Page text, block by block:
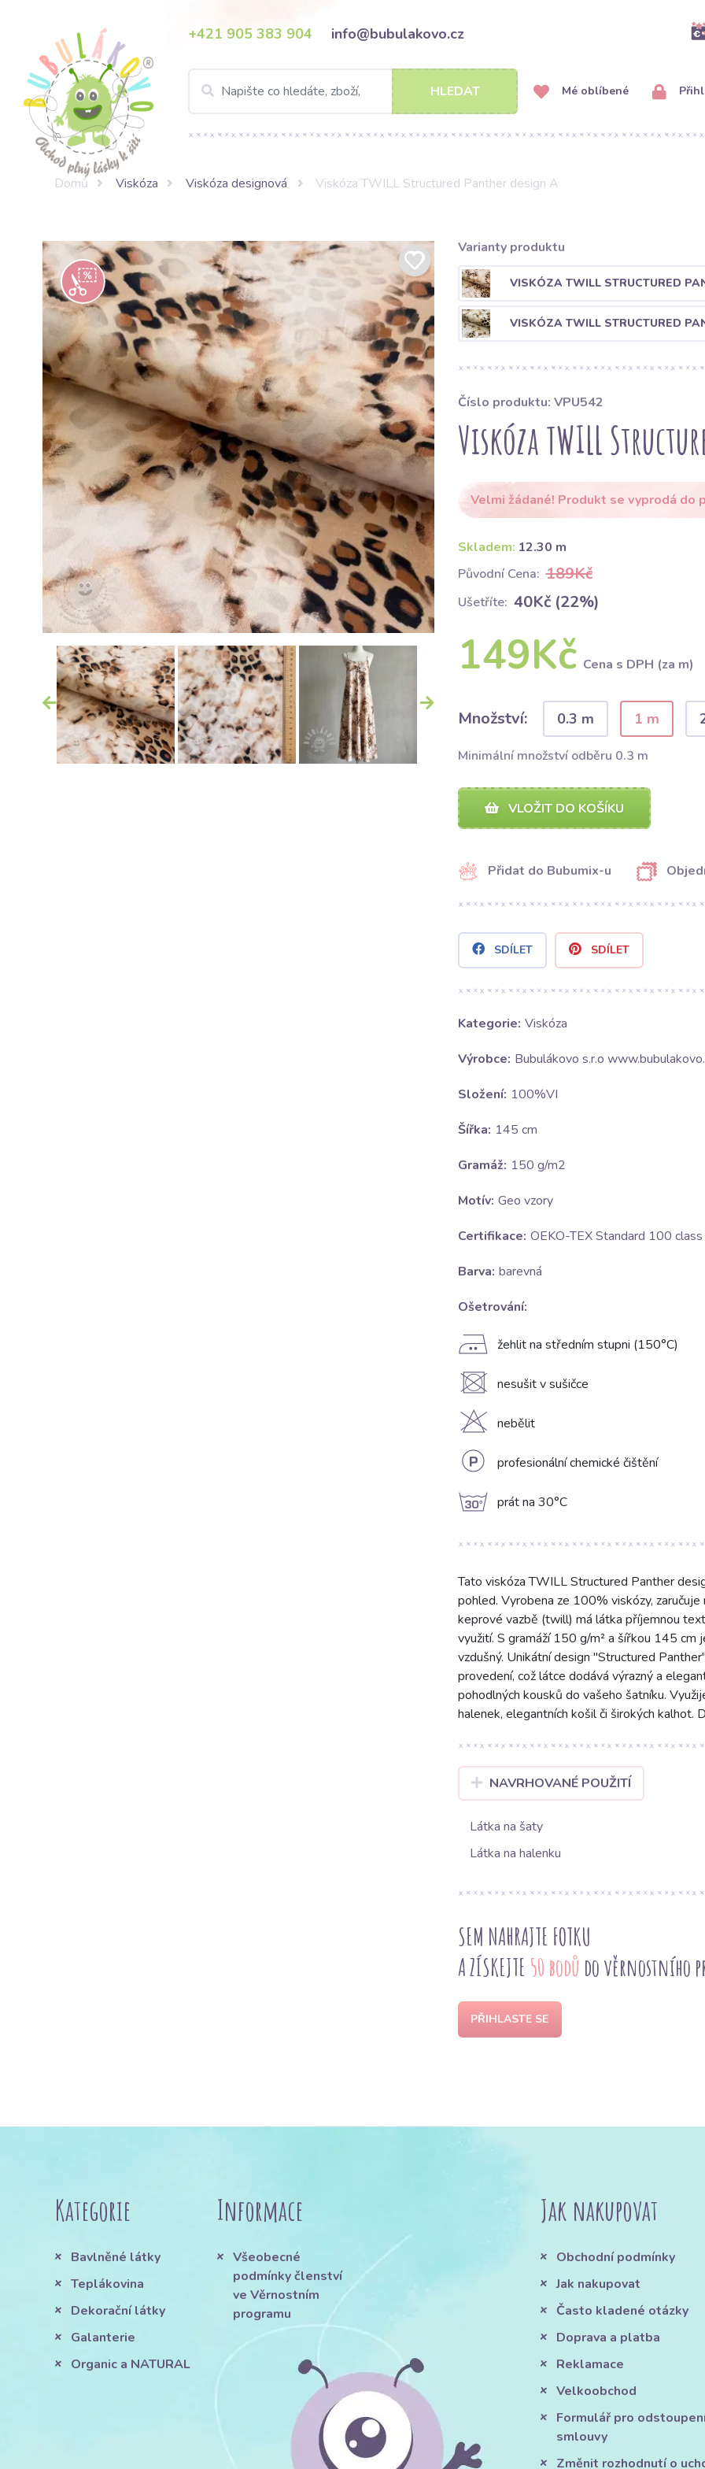
+421 905 383 904 info@bubulakovo.cz
HLEDAT Mé oblíbené
Domů Viskóza Viskóza designová Viskóza TWILL Structured Panther design A
Varianty produktu
VISKÓZA TWILL STRUCTURED
VISKÓZA TWILL STRUCTURED
Číslo produktu: VPU542
Viskóza TWILL
Velmi žádané! Produkt se vyprodá do
Skladem: 12.30 m
Původní Cena: 189Kč
Ušetříte: 40Kč (22%)
149Kč Cena s DPH (za m)
Množství: 0.3 m 1 m
Minimální množství odběru 0.3 m
VLOŽIT DO KOŠÍKU
Přidat do Bubumix-u
SDÍLET SDÍLET
Kategorie: Viskóza
Výrobce: Bubulákovo s.r.o
Složení: 100%VI
Šířka: 145 cm
Gramáž: 150 g/m2
Motív: Geo vzory
Certifikace: OEKO-TEX Standard 100 class
Barva: barevná
Ošetrování:
E žehlit na středním stupni (150°C)
U nesušit v sušičce
H nebělit
L profesionální chemické čištění
g prát na 30°C
Tato viskóza TWILL Structured Panther
pohled. Vyrobena ze 100% viskózy,
keprové vazbě (twill) má látka příjemnou
využití. S gramáží 150 g/m² a šířkou 145
vzdušný. Unikátní design "Structured
provedení, což látce dodává výrazný a
pohodlných kousků do vašeho šatníku.
halenek, elegantních košil či širokých
NAVRHOVANÉ POUŽITÍ
Látka na šaty
Látka na halenku
SEM NAHRAJTE FOTKU
A ZÍSKEJTE 50 bodů do věrnostního
PŘIHLASTE SE
Kategorie
Bavlněné látky
Teplákovina
Dekorační látky
Galanterie
Organic a NATURAL
Informace
Všeobecné
podmínky členství
ve Věrnostním
programu
Jak nakupovat
Obchodní podmínky
Jak nakupovat
Často kladené otázky
Doprava a platba
Reklamace
Velkoobchod
Formulář pro
smlouvy
Změnit rozhodnutí o